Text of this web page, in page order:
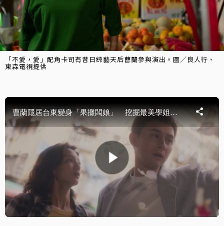
「不愛，愛」配角卡司有昔日綜藝天后曹蘭參與演出。圖／良人行、
東森電視提供